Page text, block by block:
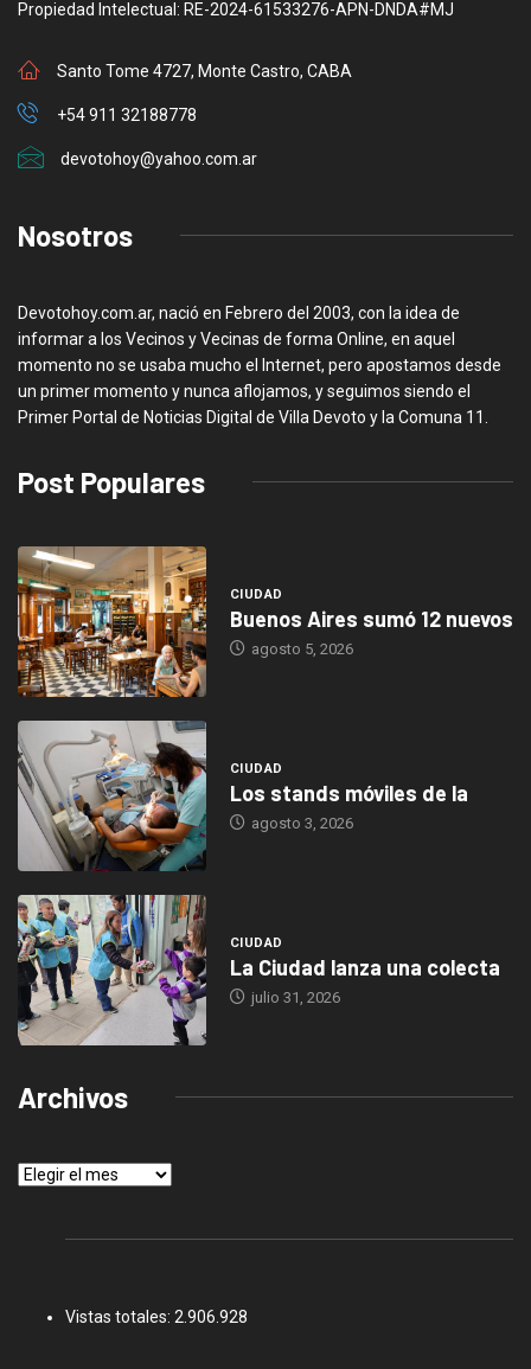
Propiedad Intelectual: RE-2024-61533276-APN-DNDA#MJ
Santo Tome 4727, Monte Castro, CABA
+54 911 32188778
devotohoy@yahoo.com.ar
Nosotros
Devotohoy.com.ar, nació en Febrero del 2003, con la idea de
informar a los Vecinos y Vecinas de forma Online, en aquel
momento no se usaba mucho el Internet, pero apostamos desde
un primer momento y nunca aflojamos, y seguimos siendo el
Primer Portal de Noticias Digital de Villa Devoto y la Comuna 11.
Post Populares
CIUDAD
Buenos Aires sumó 12 nuevos
agosto 5, 2026
CIUDAD
Los stands móviles de la
agosto 3, 2026
CIUDAD
La Ciudad lanza una colecta
julio 31, 2026
Archivos
Archivos
Vistas totales: 2.906.928